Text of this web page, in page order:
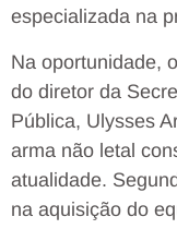
especializada na
Na oportunidade,
do diretor da
Pública, Ulysses
arma não letal
atualidade.
na aquisição do